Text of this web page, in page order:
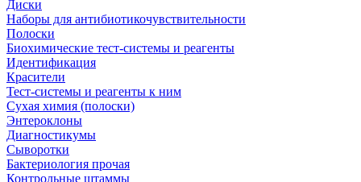
Диски
Наборы для антибиотикочувствительности
Полоски
Биохимические тест-системы и реагенты
Идентификация
Красители
Тест-системы и реагенты к ним
Сухая химия (полоски)
Энтероклоны
Диагностикумы
Сыворотки
Бактериология прочая
Контрольные штаммы